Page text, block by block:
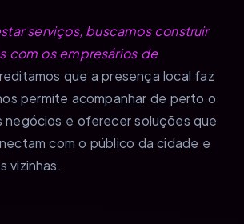
serviços, buscamos construir
com os empresários de
que a presença local faz
permite acompanhar de perto o
negócios e oferecer soluções que
com o público da cidade e
vizinhas.